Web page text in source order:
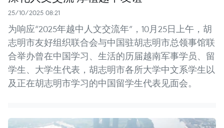
25/10/2025 08:21
为响应“2025年越中人文交流年”，10月25日上午，胡
志明市友好组织联合会与中国驻胡志明市总领事馆联
合举办曾在中国学习、生活的历届越南军事学员、留
学生、大学生代表，胡志明市各所大学中文系学生以
及正在胡志明市学习的中国留学生代表见面会。